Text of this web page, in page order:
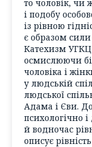
то чоловік, чи
і подобу
із рівною
є образом сили
Катехизм
осмислюючи
чоловіка і
у людській
людської
Адама і Єви.
психологічно
й водночас
описує